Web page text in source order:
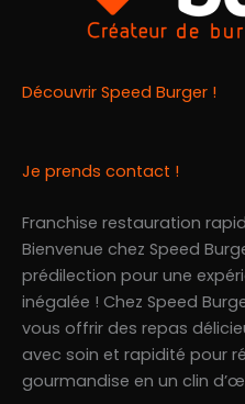
Découvrir Speed Burger !
Je prends contact !
Franchise restauration
Bienvenue chez Speed
prédilection pour une
inégalée ! Chez Speed
vous offrir des repas
avec soin et rapidité pour
gourmandise en un clin